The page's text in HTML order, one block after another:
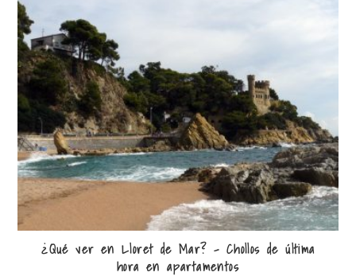
¿Qué ver en Lloret de Mar? – Chollos de última
hora en apartamentos